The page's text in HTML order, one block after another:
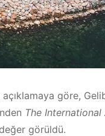
göre,
The
görüldü.